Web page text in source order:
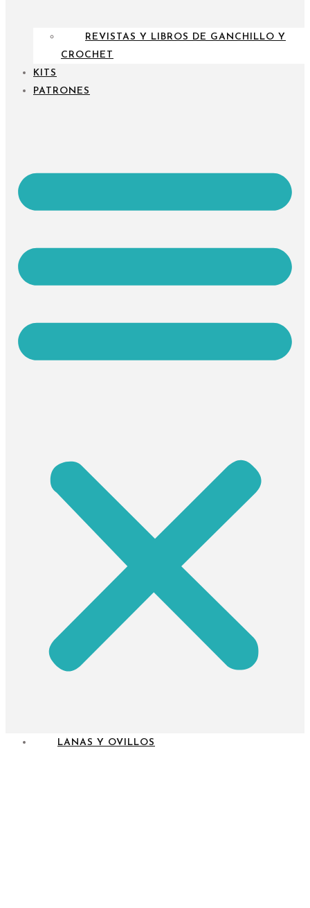
REVISTAS Y LIBROS DE GANCHILLO Y
CROCHET
KITS
PATRONES
LANAS Y OVILLOS